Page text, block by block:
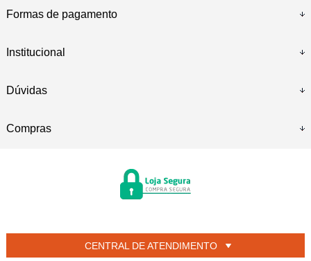
Formas de pagamento
Institucional
Dúvidas
Compras
CENTRAL DE ATENDIMENTO